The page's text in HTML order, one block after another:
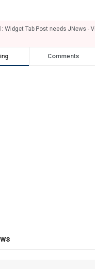
: Widget Tab Post needs JNews -
Comments